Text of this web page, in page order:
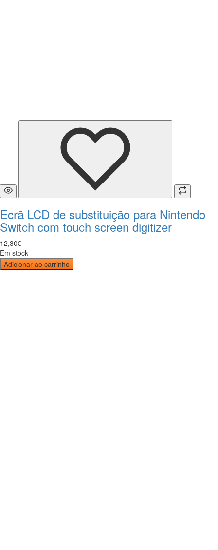
Ecrã LCD de substituição para Nintendo
Switch com touch screen digitizer
12,30€
Em stock
Adicionar ao carrinho